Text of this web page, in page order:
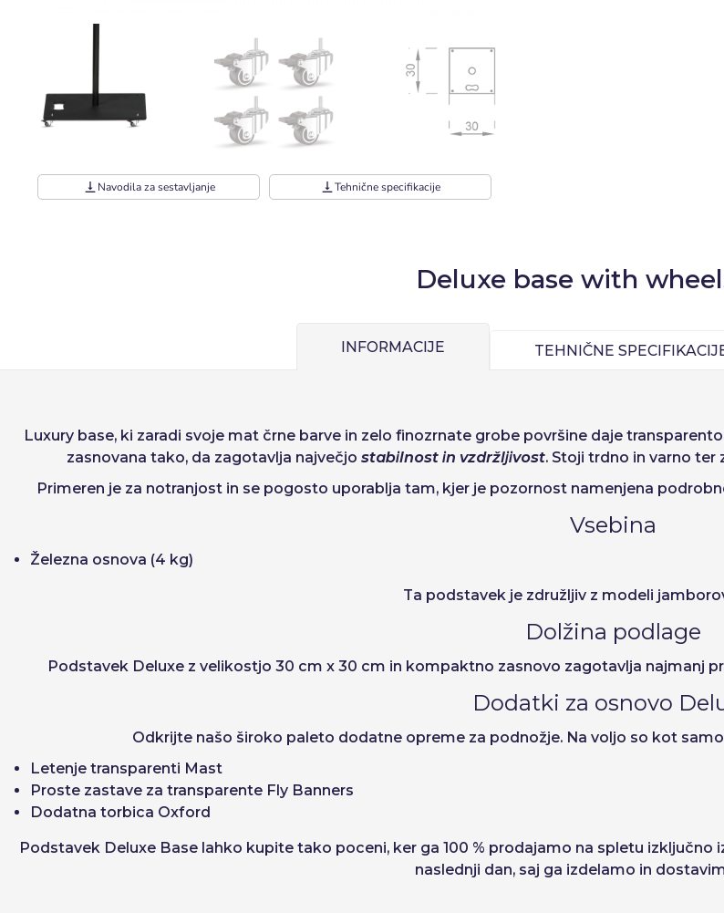
Zapomni si geslo: Da
Obnovitev gesla
Italiano
vertical_align_bottom Navodila za sestavljanje vertical_align_bottom Tehnične specifikacije
Deluxe base with
INFORMACIJE TEHNIČNE
Luxury base, ki zaradi svoje mat črne barve in zelo finozrnate grobe površine daje
zasnovana tako, da zagotavlja največjo stabilnost in vzdržljivost. Stoji trdno in varno ter
Primeren je za notranjost in se pogosto uporablja tam, kjer je pozornost namenjena
Vsebina
Železna osnova (4 kg)
Ta podstavek je združljiv z modeli
Dolžina podlage
Podstavek Deluxe z velikostjo 30 cm x 30 cm in kompaktno zasnovo zagotavlja najmanj
Dodatki za osnovo
Odkrijte našo široko paleto dodatne opreme za podnožje. Na voljo so kot
Letenje transparenti Mast
Proste zastave za transparente Fly Banners
Dodatna torbica Oxford
Podstavek Deluxe Base lahko kupite tako poceni, ker ga 100 % prodajamo na spletu
naslednji dan, saj ga izdelamo in
Precios por unidad
Od1
Espera, por favor
Espere, por favor